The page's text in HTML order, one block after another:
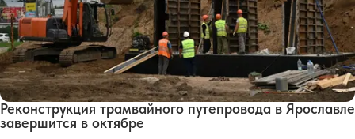
Реконструкция трамвайного путепровода в Ярославле
завершится в октябре